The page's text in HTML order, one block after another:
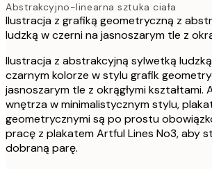
Abstrakcyjno-linearna sztuka ciała
Ilustracja z grafiką geometryczną z
ludzką w czerni na jasnoszarym tle z
Ilustracja z abstrakcyjną sylwetką
czarnym kolorze w stylu grafik
jasnoszarym tle z okrągłymi kształtami.
wnętrza w minimalistycznym stylu,
geometrycznymi są po prostu
pracę z plakatem Artful Lines No3, aby
dobraną parę.